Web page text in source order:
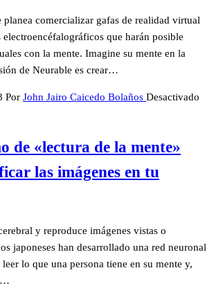
planea comercializar gafas de realidad virtual
electroencéfalográficos que harán posible
con la mente. Imagine su mente en la
de Neurable es crear…
Por John Jairo Caicedo Bolaños Desactivado
de «lectura de la mente»
las imágenes en tu
y reproduce imágenes vistas o
japoneses han desarrollado una red neuronal
lo que una persona tiene en su mente y,